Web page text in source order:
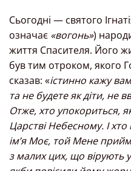
Сьогодні — святого
означає «вогонь»)
життя Спасителя. Його
був тим отроком, якого
сказав: «істинно кажу
та не будете як діти, не
Отже, хто упокориться,
Царстві Небесному. І
ім’я Моє, той Мене
з малих цих, що вірують